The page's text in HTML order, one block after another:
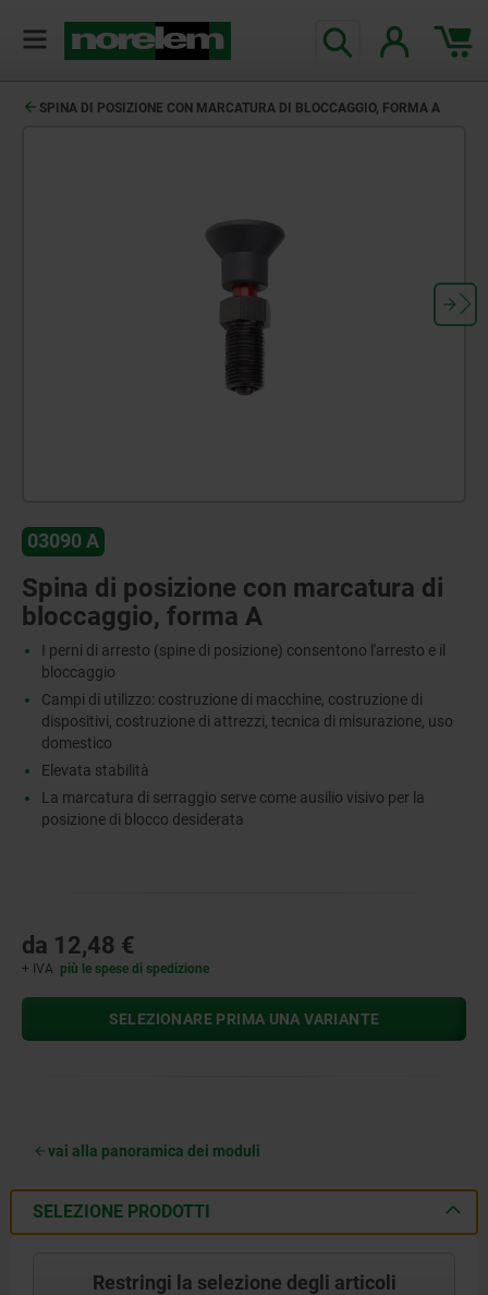
SPINA DI POSIZIONE CON MARCATURA DI BLOCCAGGIO, FORMA A
03090 A
Spina di posizione con marcatura di
bloccaggio, forma A
I perni di arresto (spine di posizione) consentono l'arresto e il
bloccaggio
Campi di utilizzo: costruzione di macchine, costruzione di
dispositivi, costruzione di attrezzi, tecnica di misurazione, uso
domestico
Elevata stabilità
La marcatura di serraggio serve come ausilio visivo per la
posizione di blocco desiderata
da 12,48 €
+ IVA più le spese di spedizione
SELEZIONARE PRIMA UNA VARIANTE
vai alla panoramica dei moduli
SELEZIONE PRODOTTI
Restringi la selezione degli articoli